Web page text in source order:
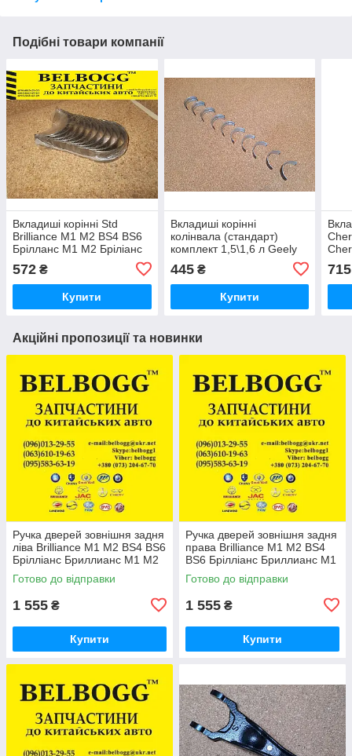
Подібні товари компанії
Вкладиші корінні Std
Brilliance M1 M2 BS4 BS6
Брілланс М1 М2 Бріліанс
572 ₴
Купити
Вкладиші корінні
колінвала (стандарт)
комплект 1,5\1,6 л Geely
MK / MK New Джилі МК \
МК Нев
445₴
Купити
715
Акційні пропозиції та новинки
Ручка дверей зовнішня задня
ліва Brilliance M1 M2 BS4 BS6
Брілліанс Бриллианс М1 М2
Готово до відправки
1 555 ₴
Купити
Ручка дверей зовнішня задня
права Brilliance M1 M2 BS4
BS6 Брілліанс Бриллианс М1
М2
Готово до відправки
1 555 ₴
Купити